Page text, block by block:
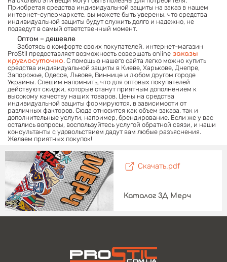
Приобретая средства индивидуальной защиты на заказ в нашем
интернет-супермаркете, вы можете быть уверены, что средства
индивидуальной защиты будут служить долго и надежно, не
подведут в самый ответственный момент.
Оптом – дешевле
Заботясь о комфорте своих покупателей, интернет-магазин
ProStil предоставляет возможность совершать online заказы
круглосуточно. С помощью нашего сайта легко можно купить
средства индивидуальной защиты в Киеве, Харькове, Днепре,
Запорожье, Одессе, Львове, Виннице и любом другом городе
Украины. Спешим напомнить, что для оптовых покупателей
действуют скидки, которые станут приятным дополнением к
высокому качеству наших товаров. Цены на средства
индивидуальной защиты формируются, в зависимости от
различных факторов. Сюда относится как объем заказа, так и
дополнительные услуги, например, брендирование. Если же у вас
остались вопросы, воспользуйтесь услугой обратной связи, и наши
консультанты с удовольствием дадут вам любые разъяснения.
Желаем приятных покупок!
Скачать.pdf
Каталог 3Д Мерч